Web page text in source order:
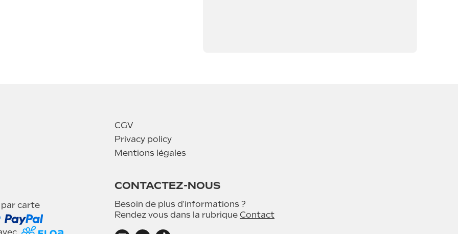
CGV
Privacy policy
Mentions légales
par carte
CONTACTEZ-NOUS
Besoin de plus d'informations ?
Rendez vous dans la rubrique Contact